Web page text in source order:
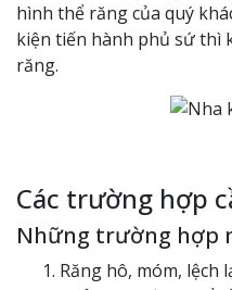
hình thể răng của quý
kiện tiến hành phủ sứ thì
răng.
Các trường hợp
Những trường hợp
Răng hô, móm, lệch